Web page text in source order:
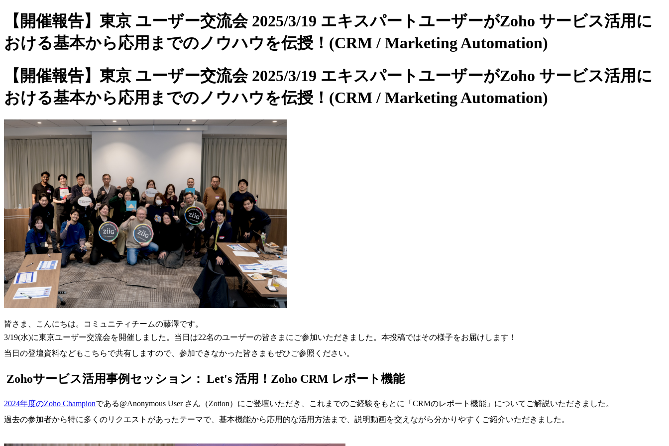
【開催報告】東京 ユーザー交流会 2025/3/19 エキスパートユーザーがZoho サービス活用に
おける基本から応用までのノウハウを伝授！(CRM / Marketing Automation)
【開催報告】東京 ユーザー交流会 2025/3/19 エキスパートユーザーがZoho サービス活用に
おける基本から応用までのノウハウを伝授！(CRM / Marketing Automation)
皆さま、こんにちは。コミュニティチームの藤澤です。
3/19(水)に東京ユーザー交流会を開催しました。当日は22名のユーザーの皆さまにご参加いただきました。本投稿ではその様子をお届けします！
当日の登壇資料などもこちらで共有しますので、参加できなかった皆さまもぜひご参照ください。
Zohoサービス活用事例セッション： Let's 活用！Zoho CRM レポート機能
2024年度のZoho Championである@Anonymous User さん（Zotion）にご登壇いただき、これまでのご経験をもとに「CRMのレポート機能」についてご解説いただきました。
過去の参加者から特に多くのリクエストがあったテーマで、基本機能から応用的な活用方法まで、説明動画を交えながら分かりやすくご紹介いただきました。